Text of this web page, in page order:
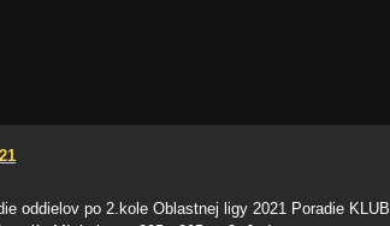
oddielov po 2.kole Oblastnej ligy 2021 Poradie KLUB